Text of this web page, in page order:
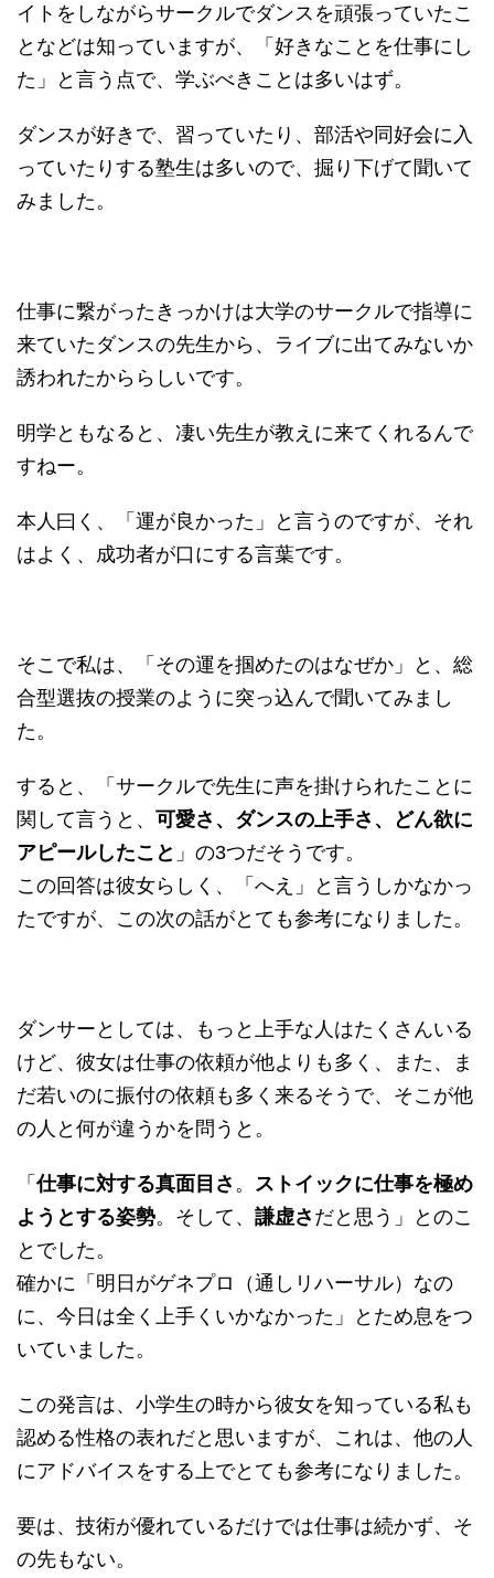
イトをしながらサークルでダンスを頑張っていたこ
となどは知っていますが、「好きなことを仕事にし
た」と言う点で、学ぶべきことは多いはず。
ダンスが好きで、習っていたり、部活や同好会に入
っていたりする塾生は多いので、掘り下げて聞いて
みました。
仕事に繋がったきっかけは大学のサークルで指導に
来ていたダンスの先生から、ライブに出てみないか
誘われたかららしいです。
明学ともなると、凄い先生が教えに来てくれるんで
すねー。
本人曰く、「運が良かった」と言うのですが、それ
はよく、成功者が口にする言葉です。
そこで私は、「その運を掴めたのはなぜか」と、総
合型選抜の授業のように突っ込んで聞いてみまし
た。
すると、「サークルで先生に声を掛けられたことに
関して言うと、 可愛さ、ダンスの上手さ、どん欲に
アピールしたこと 」の3つだそうです。
この回答は彼女らしく、「へえ」と言うしかなかっ
たですが、この次の話がとても参考になりました。
ダンサーとしては、もっと上手な人はたくさんいる
けど、彼女は仕事の依頼が他よりも多く、また、ま
だ若いのに振付の依頼も多く来るそうで、そこが他
の人と何が違うかを問うと。
「仕事に対する真面目さ 。 ストイックに仕事を極め
ようとする姿勢。そして、 謙虚さ だと思う」とのこ
とでした。
確かに「明日がゲネプロ（通しリハーサル）なの
に、今日は全く上手くいかなかった」とため息をつ
いていました。
この発言は、小学生の時から彼女を知っている私も
認める性格の表れだと思いますが、これは、他の人
にアドバイスをする上でとても参考になりました。
要は、技術が優れているだけでは仕事は続かず、そ
の先もない。